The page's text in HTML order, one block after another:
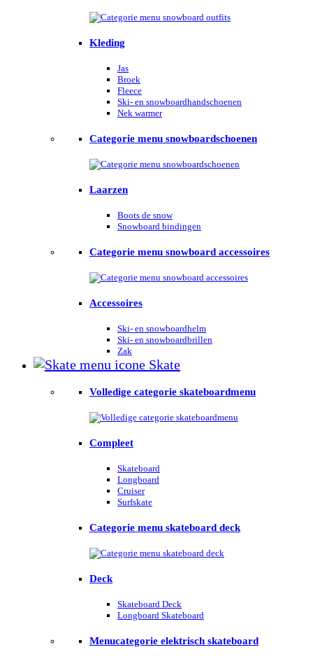
Kleding
Jas
Broek
Fleece
Ski- en snowboardhandschoenen
Nek warmer
Categorie menu snowboardschoenen
Laarzen
Boots de snow
Snowboard bindingen
Categorie menu snowboard accessoires
Accessoires
Ski- en snowboardhelm
Ski- en snowboardbrillen
Zak
Skate
Volledige categorie skateboardmenu
Compleet
Skateboard
Longboard
Cruiser
Surfskate
Categorie menu skateboard deck
Deck
Skateboard Deck
Longboard Skateboard
Menucategorie elektrisch skateboard